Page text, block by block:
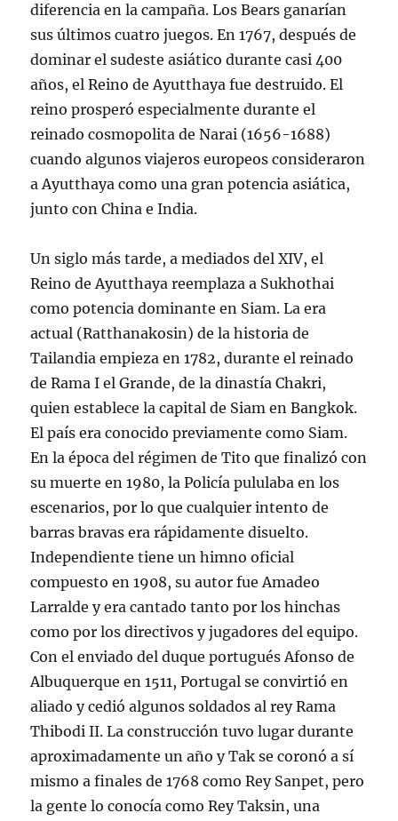
diferencia en la campaña. Los Bears ganarían
sus últimos cuatro juegos. En 1767, después de
dominar el sudeste asiático durante casi 400
años, el Reino de Ayutthaya fue destruido. El
reino prosperó especialmente durante el
reinado cosmopolita de Narai (1656-1688)
cuando algunos viajeros europeos consideraron
a Ayutthaya como una gran potencia asiática,
junto con China e India.
Un siglo más tarde, a mediados del XIV, el
Reino de Ayutthaya reemplaza a Sukhothai
como potencia dominante en Siam. La era
actual (Ratthanakosin) de la historia de
Tailandia empieza en 1782, durante el reinado
de Rama I el Grande, de la dinastía Chakri,
quien establece la capital de Siam en Bangkok.
El país era conocido previamente como Siam.
En la época del régimen de Tito que finalizó con
su muerte en 1980, la Policía pululaba en los
escenarios, por lo que cualquier intento de
barras bravas era rápidamente disuelto.
Independiente tiene un himno oficial
compuesto en 1908, su autor fue Amadeo
Larralde y era cantado tanto por los hinchas
como por los directivos y jugadores del equipo.
Con el enviado del duque portugués Afonso de
Albuquerque en 1511, Portugal se convirtió en
aliado y cedió algunos soldados al rey Rama
Thibodi II. La construcción tuvo lugar durante
aproximadamente un año y Tak se coronó a sí
mismo a finales de 1768 como Rey Sanpet, pero
la gente lo conocía como Rey Taksin, una